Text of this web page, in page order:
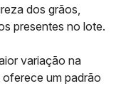
dos grãos,
presentes no lote.
variação na
um padrão